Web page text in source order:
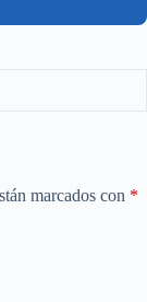
marcados con *